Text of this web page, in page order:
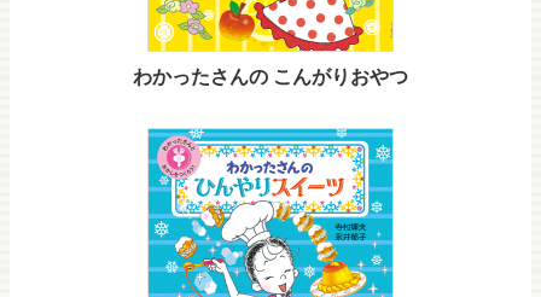
わかったさんの こんがりおやつ